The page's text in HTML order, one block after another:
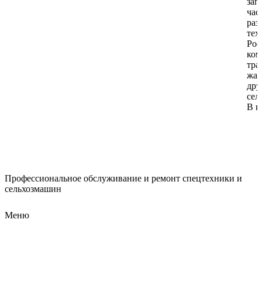
В
Профессиональное обслуживание и ремонт спецтехники и
сельхозмашин
Меню